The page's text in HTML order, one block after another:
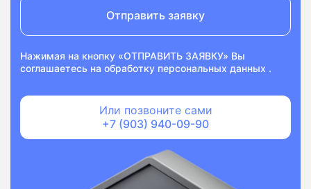
Отправить заявку
Нажимая на кнопку «ОТПРАВИТЬ ЗАЯВКУ» Вы
соглашаетесь на обработку персональных данных .
Или позвоните сами
+7 (903) 940-09-90